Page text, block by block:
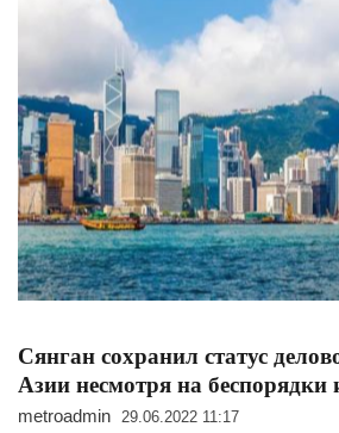
Сянган сохранил статус
Азии несмотря на
metroadmin 29.06.2022 11:17